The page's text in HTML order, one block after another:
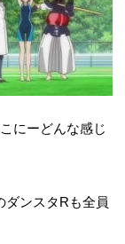
にーどんな感じ
ダンスタRも全員